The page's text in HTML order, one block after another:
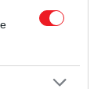
is egyre